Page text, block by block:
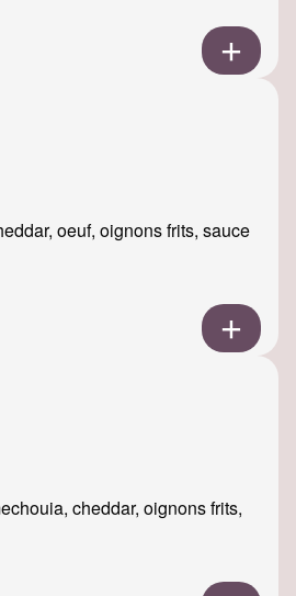
oeuf, oignons frits, sauce
cheddar, oignons frits,